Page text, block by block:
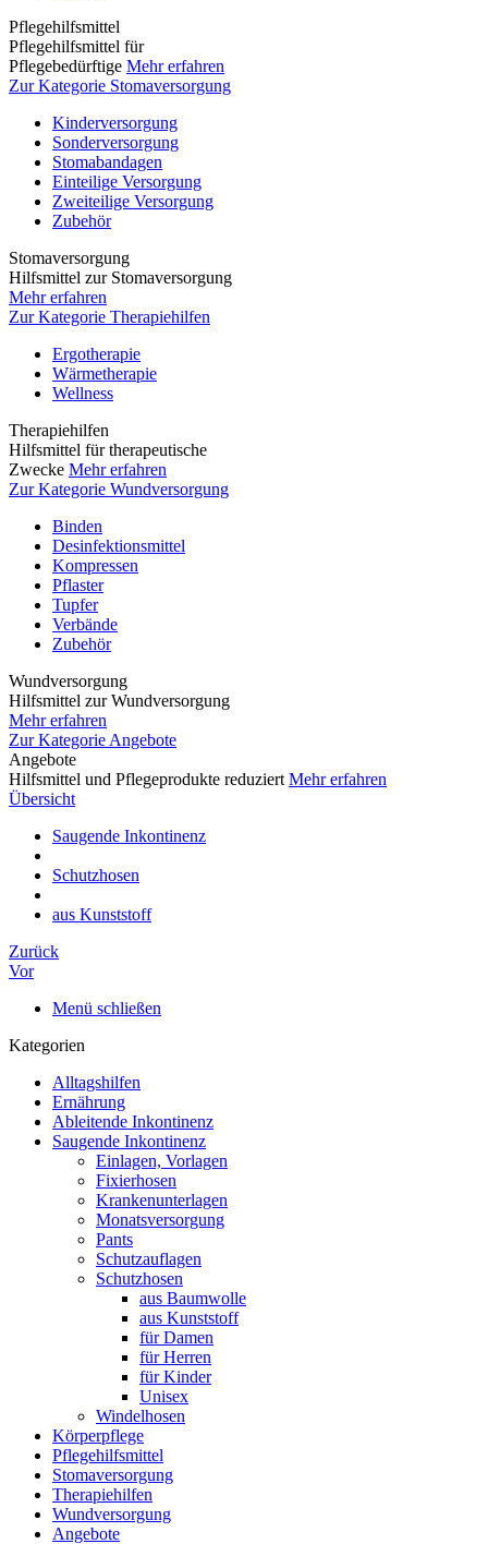
Pflegehilfsmittel
Pflegehilfsmittel für
Pflegebedürftige Mehr erfahren
Zur Kategorie Stomaversorgung
Kinderversorgung
Sonderversorgung
Stomabandagen
Einteilige Versorgung
Zweiteilige Versorgung
Zubehör
Stomaversorgung
Hilfsmittel zur Stomaversorgung
Mehr erfahren
Zur Kategorie Therapiehilfen
Ergotherapie
Wärmetherapie
Wellness
Therapiehilfen
Hilfsmittel für therapeutische
Zwecke Mehr erfahren
Zur Kategorie Wundversorgung
Binden
Desinfektionsmittel
Kompressen
Pflaster
Tupfer
Verbände
Zubehör
Wundversorgung
Hilfsmittel zur Wundversorgung
Mehr erfahren
Zur Kategorie Angebote
Angebote
Hilfsmittel und Pflegeprodukte reduziert Mehr erfahren
Übersicht
Saugende Inkontinenz
Schutzhosen
aus Kunststoff
Zurück
Vor
Menü schließen
Kategorien
Alltagshilfen
Ernährung
Ableitende Inkontinenz
Saugende Inkontinenz
Einlagen, Vorlagen
Fixierhosen
Krankenunterlagen
Monatsversorgung
Pants
Schutzauflagen
Schutzhosen
aus Baumwolle
aus Kunststoff
für Damen
für Herren
für Kinder
Unisex
Windelhosen
Körperpflege
Pflegehilfsmittel
Stomaversorgung
Therapiehilfen
Wundversorgung
Angebote